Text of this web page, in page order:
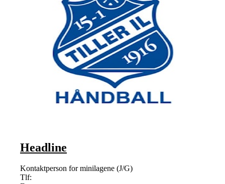
Headline
Kontaktperson for minilagene (J/G)
Tlf: